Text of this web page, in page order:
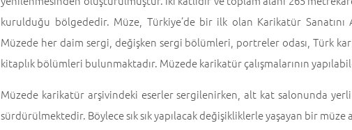
kurulduğu bölgededir. Müze, Türkiye’de bir ilk olan Karikatür Sanatını
Müzede her daim sergi, değişken sergi bölümleri, portreler odası, Türk
kitaplık bölümleri bulunmaktadır. Müzede karikatür çalışmalarının
Müzede karikatür arşivindeki eserler sergilenirken, alt kat salonunda
sürdürülmektedir. Böylece sık sık yapılacak değişikliklerle yaşayan bir müze